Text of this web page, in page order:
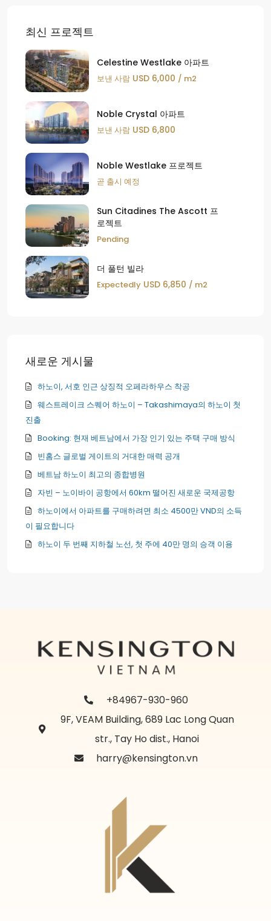
최신 프로젝트
Celestine Westlake 아파트
보낸 사람 USD 6,000 / m2
Noble Crystal 아파트
보낸 사람 USD 6,800
Noble Westlake 프로젝트
곧 출시 예정
Sun Citadines The Ascott 프
로젝트
Pending
더 풀턴 빌라
Expectedly USD 6,850 / m2
새로운 게시물
하노이, 서호 인근 상징적 오페라하우스 착공
웨스트레이크 스퀘어 하노이 – Takashimaya의 하노이 첫
진출
Booking: 현재 베트남에서 가장 인기 있는 주택 구매 방식
빈홈스 글로벌 게이트의 거대한 매력 공개
베트남 하노이 최고의 종합병원
자빈 – 노이바이 공항에서 60km 떨어진 새로운 국제공항
하노이에서 아파트를 구매하려면 최소 4500만 VND의 소득
이 필요합니다
하노이 두 번째 지하철 노선, 첫 주에 40만 명의 승객 이용
+84967-930-960
9F, VEAM Building, 689 Lac Long Quan
str., Tay Ho dist., Hanoi
harry@kensington.vn